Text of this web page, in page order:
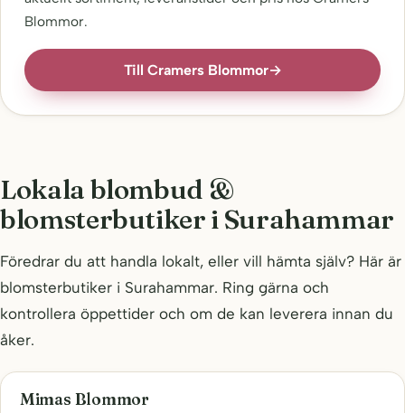
Blommor.
Till Cramers Blommor→
Lokala blombud &
blomsterbutiker i Surahammar
Föredrar du att handla lokalt, eller vill hämta själv? Här är
blomsterbutiker i Surahammar. Ring gärna och
kontrollera öppettider och om de kan leverera innan du
åker.
Mimas Blommor